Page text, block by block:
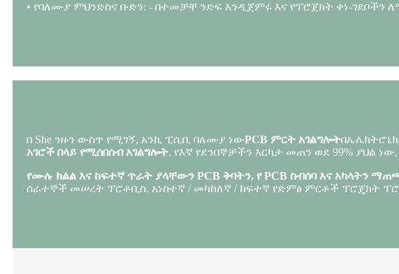
• የባለሙያ ምህንድስና ቡድን: - በተመቻቸ ንድፍ እንዲጀምሩ እና የፕሮጀክት ቀነ-
በ She ንዙን ውስጥ የሚገኝ, አንኪ ፒሲቢ ባለሙያ ነውPCB ምርት አገልግሎት
አገሮች በላይ የሚሰበሰብ አገልግሎት. የእኛ የደንበኞቻችን እርካታ መጠን ወደ 99% ያህል
የሙሉ ክልል እና ከፍተኛ ጥራት ያላቸውን PCB ቅባትን, የ PCB ስብሰባ እና አካላትን
ሰራተኞች መሠረት ፕሮቶቢስ, አነስተኛ / መካከለኛ / ከፍተኛ የድምፅ ምርቶች ፕሮጄክት